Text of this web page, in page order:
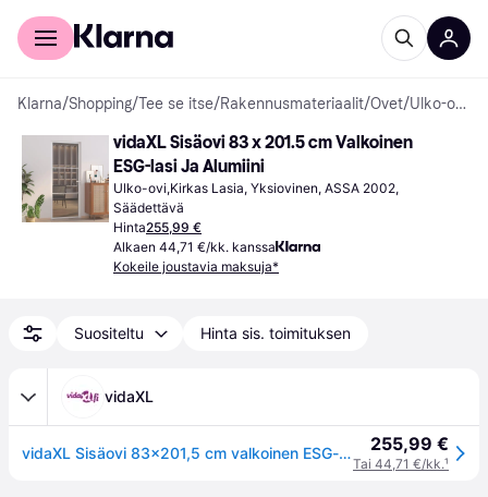
Kuluttajille
Klarna/Shopping/Tee se itse/Rakennusmateriaalit/Ovet/ Ulko-ovet
vidaXL Sisäovi 83 x 201.5 cm Valkoinen
ESG-lasi Ja Alumiini
Ulko-ovi,Kirkas Lasia, Yksiovinen, ASSA 2002,
Säädettävä
Hinta255,99 €
Alkaen 44,71 €/kk. kanssa
Kokeile joustavia maksuja*
Suositeltu Hinta sis. toimituksen
vidaXL
vidaXL Sisäovi 83x201,5 cm valkoinen ESG-lasi ja alumiini 255,99 €
Tai 44,71 €/kk.¹